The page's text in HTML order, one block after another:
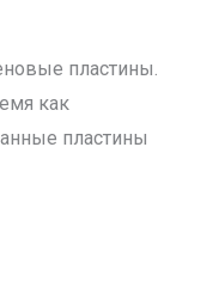
пластины.
как
пластины